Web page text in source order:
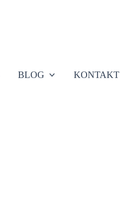
BLOG KONTAKT